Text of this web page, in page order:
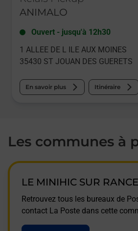
ANIMALO
Ouvert - jusqu'à 12h30
1 ALLEE DE L ILE AUX MOINES
35430 ST JOUAN DES GUERETS
En savoir plus Itinéraire
Les communes à
LE MINIHIC SUR RANCE
Retrouvez tous les bureaux de
contact La Poste dans cette